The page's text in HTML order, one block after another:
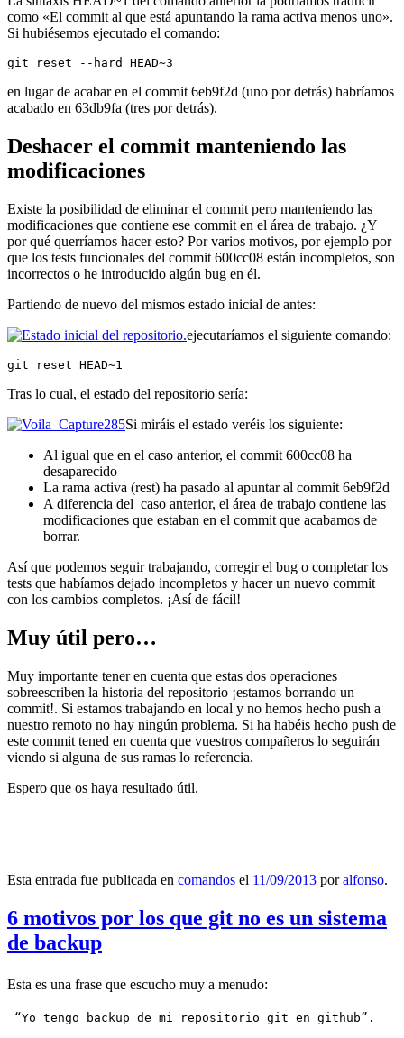
como «El commit al que está apuntando la rama activa menos uno».
Si hubiésemos ejecutado el comando:
git reset --hard HEAD~3
en lugar de acabar en el commit 6eb9f2d (uno por detrás) habríamos
acabado en 63db9fa (tres por detrás).
Deshacer el commit manteniendo las
modificaciones
Existe la posibilidad de eliminar el commit pero manteniendo las
modificaciones que contiene ese commit en el área de trabajo. ¿Y
por qué querríamos hacer esto? Por varios motivos, por ejemplo por
que los tests funcionales del commit 600cc08 están incompletos, son
incorrectos o he introducido algún bug en él.
Partiendo de nuevo del mismos estado inicial de antes:
ejecutaríamos el siguiente comando:
git reset HEAD~1
Tras lo cual, el estado del repositorio sería:
Si miráis el estado veréis los siguiente:
Al igual que en el caso anterior, el commit 600cc08 ha
desaparecido
La rama activa (rest) ha pasado al apuntar al commit 6eb9f2d
A diferencia del caso anterior, el área de trabajo contiene las
modificaciones que estaban en el commit que acabamos de
borrar.
Así que podemos seguir trabajando, corregir el bug o completar los
tests que habíamos dejado incompletos y hacer un nuevo commit
con los cambios completos. ¡Así de fácil!
Muy útil pero…
Muy importante tener en cuenta que estas dos operaciones
sobreescriben la historia del repositorio ¡estamos borrando un
commit!. Si estamos trabajando en local y no hemos hecho push a
nuestro remoto no hay ningún problema. Si ha habéis hecho push de
este commit tened en cuenta que vuestros compañeros lo seguirán
viendo si alguna de sus ramas lo referencia.
Espero que os haya resultado útil.
Esta entrada fue publicada en comandos el 11/09/2013 poralfonso.
6 motivos por los que git no es un sistema
de backup
Esta es una frase que escucho muy a menudo:
“Yo tengo backup de mi repositorio git en github”.